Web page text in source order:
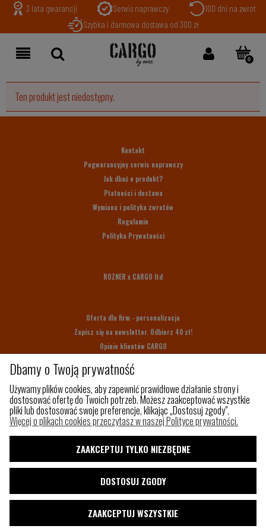
3 lata gwarancji Serwis naprawczy
100 dni na zwrot
Szybka i darmowa dostawa od 300 zł
Ten produkt jest niedostępny.
Kontakt
Pogwarancyjny serwis naprawczy
Jak dbać o produkt?
Płatności i dostawa
Wymiana i polityka zwrotów
Regulamin
Polityka Prywatności
ROZNER x CARGO ltd
Oferta dla firm - personalizacja
Zapisz się na newsletter. Odbierz 40 zł!
Opinie klientów CARGO
Na prezent
Z czego szyjemy
Paleta kolorów
Pakowny plecak do samolotu
Blog
Dbamy o Twoją prywatność
Używamy plików cookies, aby zapewnić prawidłowe działanie strony i
dostosować ofertę do Twoich potrzeb. Możesz zaakceptować wszystkie
pliki lub dostosować swoje preferencje, klikając „Dostosuj zgody".
Więcej o plikach cookies przeczytasz w naszej Polityce prywatności.
ZAAKCEPTUJ TYLKO NIEZBĘDNE
DOSTOSUJ ZGODY
ZAAKCEPTUJ WSZYSTKIE